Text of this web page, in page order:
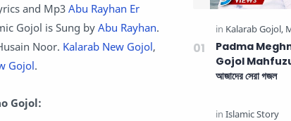
and Mp3 Abu Rayhan Er
Gojol is Sung byAbu Rayhan.
Noor. Kalarab New Gojol,
Gojol.
Gojol:
Padma
Gojol Mahfuzul
আজাদের সেরা গজল